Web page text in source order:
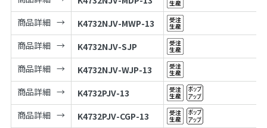
商品詳細
K4732NJV-MWP-13
商品詳細
K4732NJV-SJP
商品詳細
K4732NJV-WJP-13
商品詳細
K4732PJV-13
商品詳細
K4732PJV-CGP-13